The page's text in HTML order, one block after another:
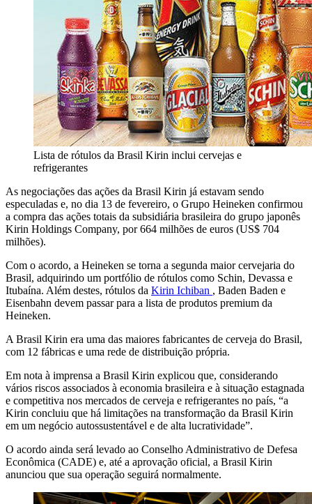
Lista de rótulos da Brasil Kirin inclui cervejas e
refrigerantes
As negociações das ações da Brasil Kirin já estavam sendo
especuladas e, no dia 13 de fevereiro, o Grupo Heineken confirmou
a compra das ações totais da subsidiária brasileira do grupo japonês
Kirin Holdings Company, por 664 milhões de euros (US$ 704
milhões).
Com o acordo, a Heineken se torna a segunda maior cervejaria do
Brasil, adquirindo um portfólio de rótulos como Schin, Devassa e
Itubaína. Além destes, rótulos da Kirin Ichiban , Baden Baden e
Eisenbahn devem passar para a lista de produtos premium da
Heineken.
A Brasil Kirin era uma das maiores fabricantes de cerveja do Brasil,
com 12 fábricas e uma rede de distribuição própria.
Em nota à imprensa a Brasil Kirin explicou que, considerando
vários riscos associados à economia brasileira e à situação estagnada
e competitiva nos mercados de cerveja e refrigerantes no país, “a
Kirin concluiu que há limitações na transformação da Brasil Kirin
em um negócio autossustentável e de alta lucratividade”.
O acordo ainda será levado ao Conselho Administrativo de Defesa
Econômica (CADE) e, até a aprovação oficial, a Brasil Kirin
anunciou que sua operação seguirá normalmente.